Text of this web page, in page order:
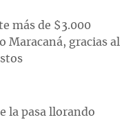
más de $3.000
gracias al
la pasa llorando